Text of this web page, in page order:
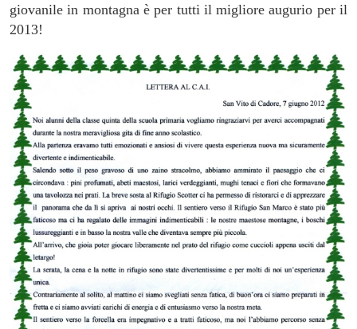
giovanile in montagna è per tutti il migliore augurio per il
2013!